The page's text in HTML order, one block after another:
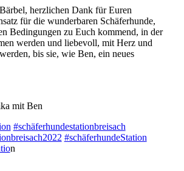
herzlichen Dank für Euren
für die wunderbaren Schäferhunde,
Bedingungen zu Euch kommend, in der
werden und liebevoll, mit Herz und
bis sie, wie Ben, ein neues
mit Ben
#schäferhundestationbreisach
#schäferhundeStation
n